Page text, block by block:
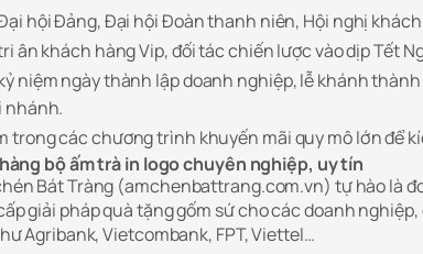
hội Đảng, Đại hội Đoàn thanh niên, Hội nghị
ân khách hàng Vip, đối tác chiến lược vào dịp Tết
niệm ngày thành lập doanh nghiệp, lễ khánh
nhánh.
trong các chương trình khuyến mãi quy mô lớn để
bộ ấm trà in logo chuyên nghiệp, uy tín
Bát Tràng (amchenbattrang.com.vn) tự hào là
giải pháp quà tặng gốm sứ cho các doanh
Agribank, Vietcombank, FPT, Viettel…